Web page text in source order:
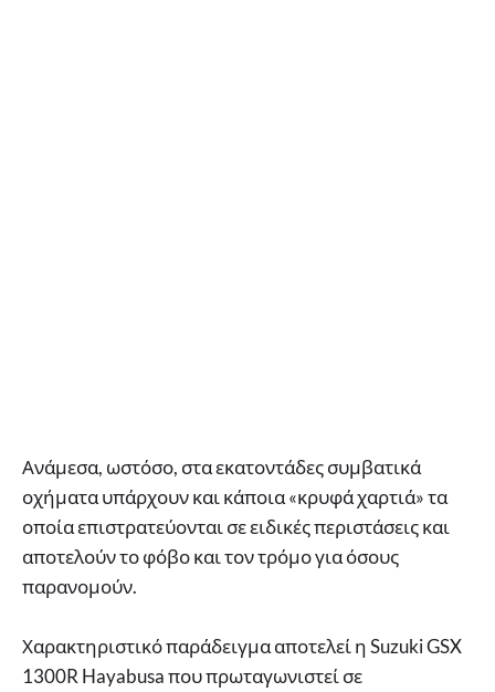
Ανάμεσα, ωστόσο, στα εκατοντάδες συμβατικά
οχήματα υπάρχουν και κάποια «κρυφά χαρτιά» τα
οποία επιστρατεύονται σε ειδικές περιστάσεις και
αποτελούν το φόβο και τον τρόμο για όσους
παρανομούν.
Χαρακτηριστικό παράδειγμα αποτελεί η Suzuki GSX
1300R Hayabusa που πρωταγωνιστεί σε